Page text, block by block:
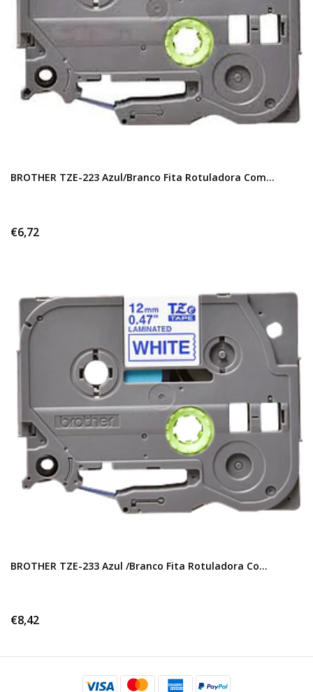
BROTHER TZE-223 Azul/Branco Fita Rotuladora Com...
€6,72
BROTHER TZE-233 Azul /Branco Fita Rotuladora Co...
€8,42